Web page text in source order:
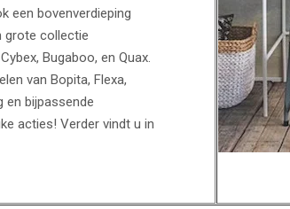
een bovenverdieping
grote collectie
Bugaboo, en Quax.
van Bopita, Flexa,
en bijpassende
acties! Verder vindt u in